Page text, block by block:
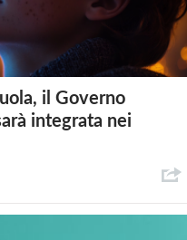
il Governo
integrata nei